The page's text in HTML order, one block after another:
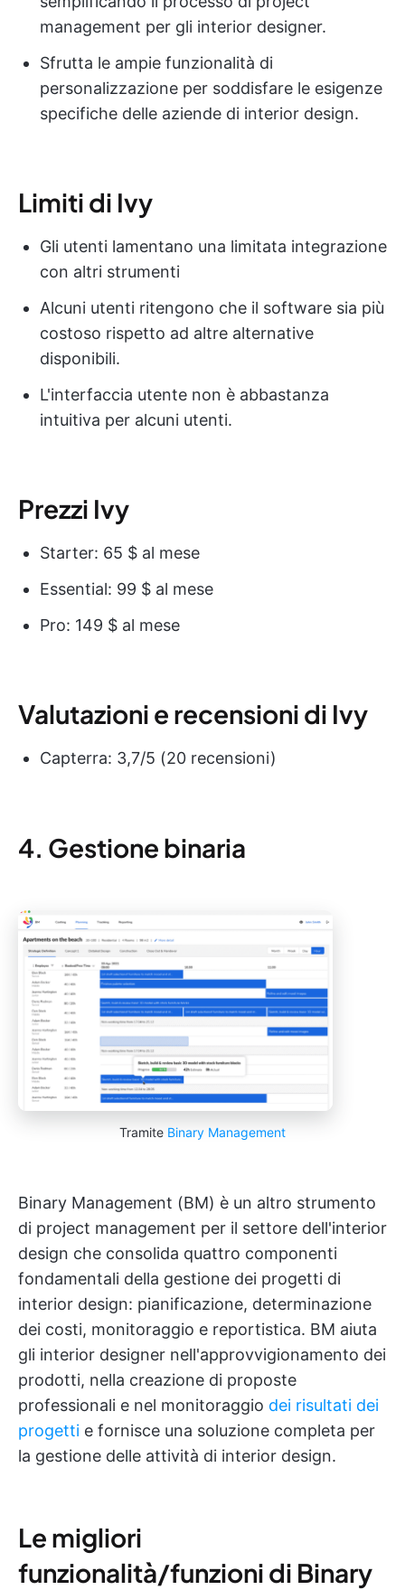
management per gli interior designer.
Sfrutta le ampie funzionalità di
personalizzazione per soddisfare le esigenze
specifiche delle aziende di interior design.
Limiti di Ivy
Gli utenti lamentano una limitata integrazione
con altri strumenti
Alcuni utenti ritengono che il software sia più
costoso rispetto ad altre alternative
disponibili.
L'interfaccia utente non è abbastanza
intuitiva per alcuni utenti.
Prezzi Ivy
Starter: 65 $ al mese
Essential: 99 $ al mese
Pro: 149 $ al mese
Valutazioni e recensioni di Ivy
Capterra: 3,7/5 (20 recensioni)
4. Gestione binaria
Tramite Binary Management
Binary Management (BM) è un altro strumento
di project management per il settore dell'interior
design che consolida quattro componenti
fondamentali della gestione dei progetti di
interior design: pianificazione, determinazione
dei costi, monitoraggio e reportistica. BM aiuta
gli interior designer nell'approvvigionamento dei
prodotti, nella creazione di proposte
professionali e nel monitoraggio dei risultati dei
progetti e fornisce una soluzione completa per
la gestione delle attività di interior design.
Le migliori
funzionalità/funzioni di Binary